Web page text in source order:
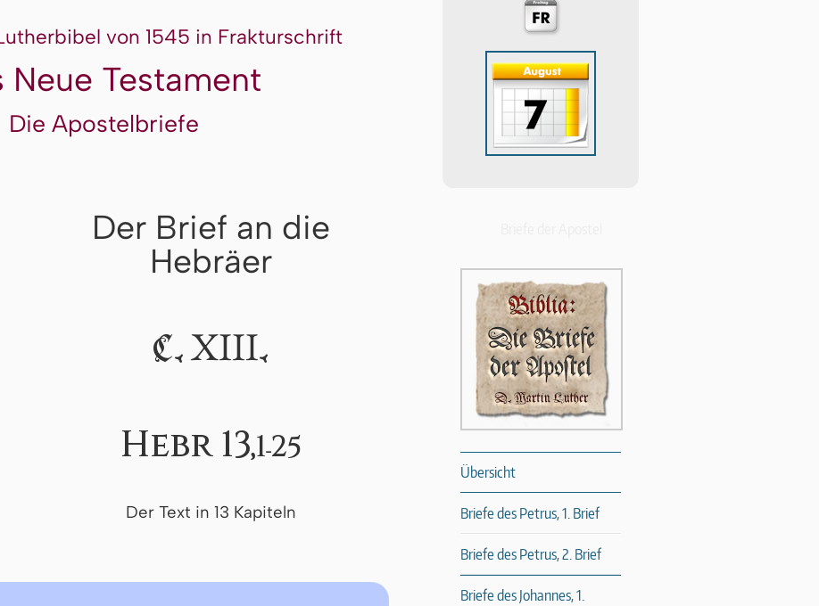
von 1545 in Frakturschrift
Neue Testament
Die Apostelbriefe
Der Brief an die
Hebräer
C. XIII.
Hebr 13,1-25
Der Text in 13 Kapiteln
Übersicht
Briefe des Petrus, 1. Brief
Briefe des Petrus, 2. Brief
Briefe des Johannes, 1.